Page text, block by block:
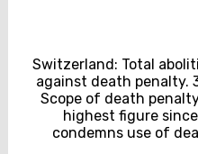
1. Switzerland: Total
against death penalty.
Scope of death
highest figure
condemns use of